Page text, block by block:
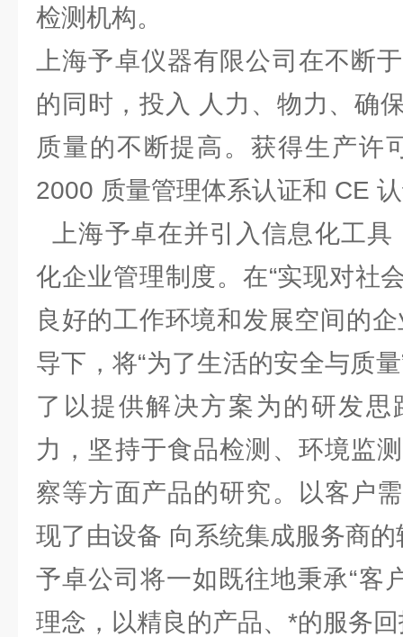
检测机构。
上海予卓仪器有限公司在不断
的同时，投入 人力、物力、确
质量的不断提高。获得生产许
2000 质量管理体系认证和
上海予卓在并引入信息化工具
化企业管理制度。在“实现对社
良好的工作环境和发展空间的
导下，将“为了生活的安全与质
了以提供解决方案为的研发
力，坚持于食品检测、环境监
察等方面产品的研究。以客户
现了由设备 向系统集成服务商的
予卓公司将一如既往地秉承“客
理念，以精良的产品、*的服务